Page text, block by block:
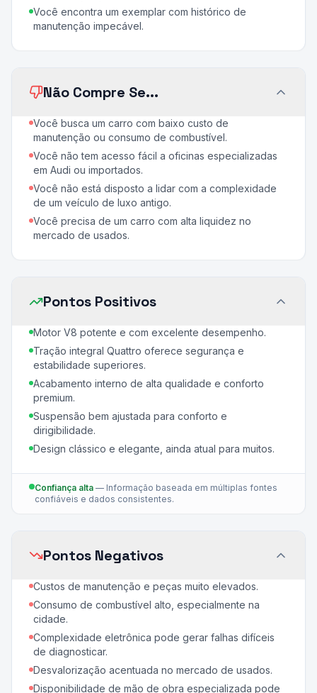
Você encontra um exemplar com histórico de
manutenção impecável.
Não Compre Se...
Você busca um carro com baixo custo de
manutenção ou consumo de combustível.
Você não tem acesso fácil a oficinas especializadas
em Audi ou importados.
Você não está disposto a lidar com a complexidade
de um veículo de luxo antigo.
Você precisa de um carro com alta liquidez no
mercado de usados.
Pontos Positivos
Motor V8 potente e com excelente desempenho.
Tração integral Quattro oferece segurança e
estabilidade superiores.
Acabamento interno de alta qualidade e conforto
premium.
Suspensão bem ajustada para conforto e
dirigibilidade.
Design clássico e elegante, ainda atual para muitos.
Confiança alta — Informação baseada em múltiplas fontes
confiáveis e dados consistentes.
Pontos Negativos
Custos de manutenção e peças muito elevados.
Consumo de combustível alto, especialmente na
cidade.
Complexidade eletrônica pode gerar falhas difíceis
de diagnosticar.
Desvalorização acentuada no mercado de usados.
Disponibilidade de mão de obra especializada pode